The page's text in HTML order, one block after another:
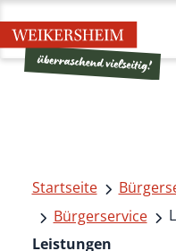
Startseite
Bürgerservice
Leistungen